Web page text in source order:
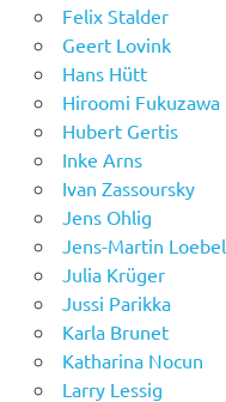
Felix Stalder
Geert Lovink
Hans Hütt
Hiroomi Fukuzawa
Hubert Gertis
Inke Arns
Ivan Zassoursky
Jens Ohlig
Jens-Martin Loebel
Julia Krüger
Jussi Parikka
Karla Brunet
Katharina Nocun
Larry Lessig